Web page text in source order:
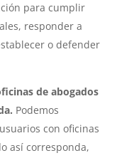
para cumplir
responder a
o defender
de abogados
Podemos
con oficinas
así corresponda,